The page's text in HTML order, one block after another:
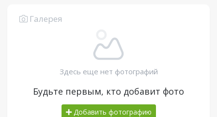
Галерея
Здесь еще нет фотографий
Будьте первым, кто добавит фото
Добавить фотографию